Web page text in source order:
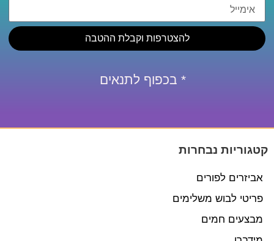
להצטרפות וקבלת ההטבה
* בכפוף לתנאים
קטגוריות נבחרות
אביזרים לפורים
פריטי לבוש משלימים
מבצעים חמים